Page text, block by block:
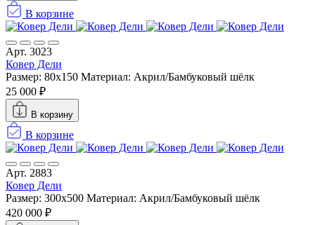
В корзине
Арт. 3023
Ковер Дели
Размер: 80x150 Материал: Акрил/Бамбуковый шёлк
25 000 ₽
В корзину
В корзине
Арт. 2883
Ковер Дели
Размер: 300х500 Материал: Акрил/Бамбуковый шёлк
420 000 ₽